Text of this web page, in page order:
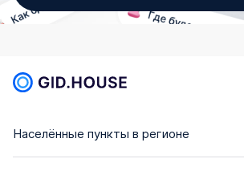
Населённые пункты в регионе